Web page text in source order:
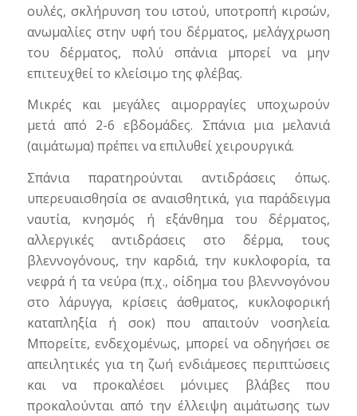
ουλές, σκλήρυνση του ιστού, υποτροπή κιρσών,
ανωμαλίες στην υφή του δέρματος, μελάγχρωση
του δέρματος, πολύ σπάνια μπορεί να μην
επιτευχθεί το κλείσιμο της φλέβας.
Μικρές και μεγάλες αιμορραγίες υποχωρούν
μετά από 2-6 εβδομάδες. Σπάνια μια μελανιά
(αιμάτωμα) πρέπει να επιλυθεί χειρουργικά.
Σπάνια παρατηρούνται αντιδράσεις όπως.
υπερευαισθησία σε αναισθητικά, για παράδειγμα
ναυτία, κνησμός ή εξάνθημα του δέρματος,
αλλεργικές αντιδράσεις στο δέρμα, τους
βλεννογόνους, την καρδιά, την κυκλοφορία, τα
νεφρά ή τα νεύρα (π.χ., οίδημα του βλεννογόνου
στο λάρυγγα, κρίσεις άσθματος, κυκλοφορική
καταπληξία ή σοκ) που απαιτούν νοσηλεία.
Μπορείτε, ενδεχομένως, μπορεί να οδηγήσει σε
απειλητικές για τη ζωή ενδιάμεσες περιπτώσεις
και να προκαλέσει μόνιμες βλάβες που
προκαλούνται από την έλλειψη αιμάτωσης των